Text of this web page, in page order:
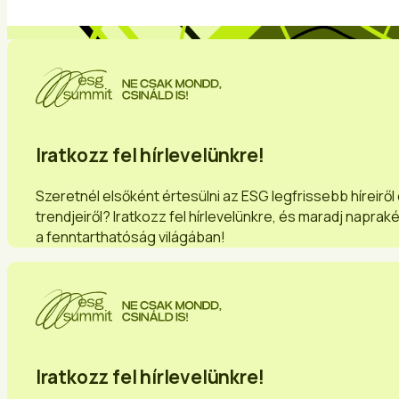
Iratkozz fel hírlevelünkre!
Szeretnél elsőként értesülni az ESG legfrissebb híreiről
trendjeiről? Iratkozz fel hírlevelünkre, és maradj
a fenntarthatóság világában!
Iratkozz fel hírlevelünkre!